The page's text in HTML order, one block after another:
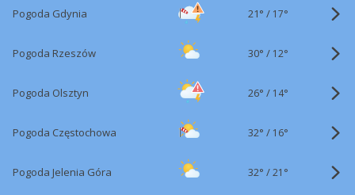
Pogoda Gdynia 21° / 17°
Pogoda Rzeszów 30° / 12°
Pogoda Olsztyn 26° / 14°
Pogoda Częstochowa 32° / 16°
Pogoda Jelenia Góra 32° /21°